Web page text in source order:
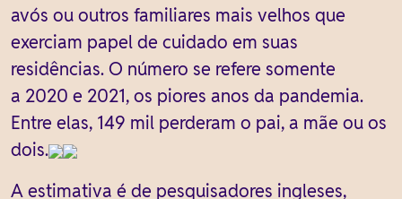
avós ou outros familiares mais velhos que
exerciam papel de cuidado em suas
residências. O número se refere somente
a 2020 e 2021, os piores anos da pandemia.
Entre elas, 149 mil perderam o pai, a mãe ou os
dois.
A estimativa é de pesquisadores ingleses,